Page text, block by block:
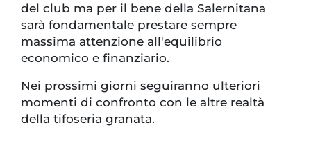
del club ma per il bene della Salernitana
sarà fondamentale prestare sempre
massima attenzione all'equilibrio
economico e finanziario.
Nei prossimi giorni seguiranno ulteriori
momenti di confronto con le altre realtà
della tifoseria granata.